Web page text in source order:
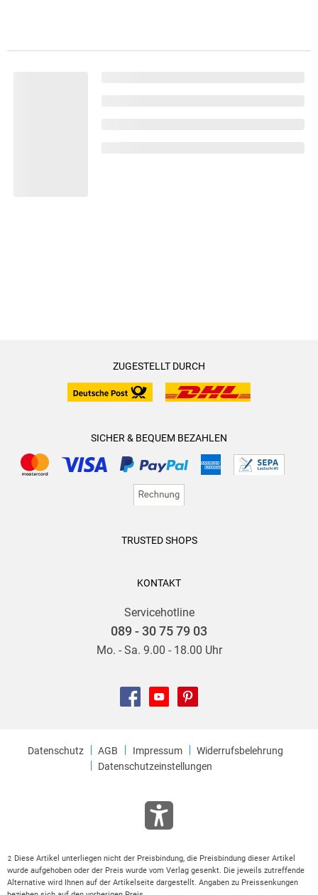
ZUGESTELLT DURCH
SICHER & BEQUEM BEZAHLEN
TRUSTED SHOPS
KONTAKT
Servicehotline
089 - 30 75 79 03
Mo. - Sa. 9.00 - 18.00 Uhr
Datenschutz AGB Impressum
Widerrufsbelehrung
Datenschutzeinstellungen
2
Diese Artikel unterliegen nicht der Preisbindung, die Preisbindung dieser Artikel
wurde aufgehoben oder der Preis wurde vom Verlag gesenkt. Die jeweils zutreffende
Alternative wird Ihnen auf der Artikelseite dargestellt. Angaben zu Preissenkungen